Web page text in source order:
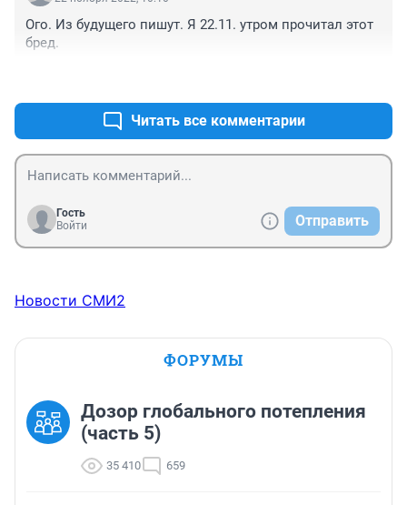
Ого. Из будущего пишут. Я 22.11. утром прочитал этот
бред.
Читать все комментарии
Гость
Войти
Отправить
Новости СМИ2
ФОРУМЫ
Дозор глобального потепления
(часть 5)
35 410 659